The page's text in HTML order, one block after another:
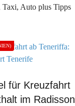
Auto plus Tipps
für Kreuzfahrt
im Radisson